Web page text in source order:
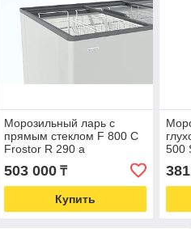
Морозильный ларь с
прямым стеклом F 800 C
Frostor R 290 a
503 000₸
Купить
500